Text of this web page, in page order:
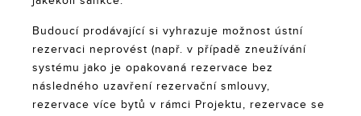
Budoucí prodávající si vyhrazuje možnost ústní
rezervaci neprovést (např. v případě zneužívání
systému jako je opakovaná rezervace bez
následného uzavření rezervační smlouvy,
rezervace více bytů v rámci Projektu, rezervace se